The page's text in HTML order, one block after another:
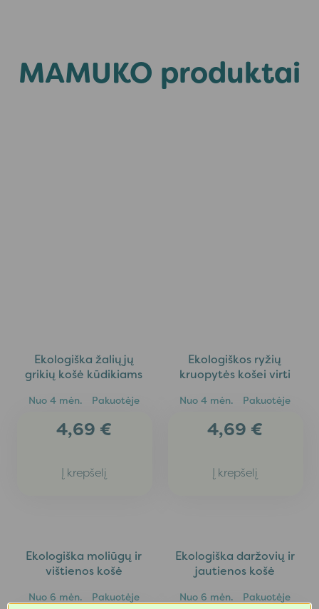
MAMUKO produktai
Ekologiška žaliųjų
grikių košė kūdikiams
Nuo4 mėn. Pakuotėje
4,69 €
Į krepšelį
Ekologiškos ryžių
kruopytės košei virti
Nuo4 mėn. Pakuotėje
4,69 €
Į krepšelį
Ekologiška moliūgų ir
vištienos košė
Nuo6 mėn. Pakuotėje
Ekologiška daržovių ir
jautienos košė
Nuo6 mėn. Pakuotėje